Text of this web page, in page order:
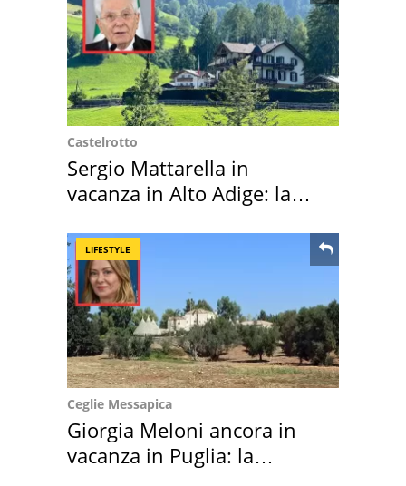
Castelrotto
Sergio Mattarella in
vacanza in Alto Adige: la
LIFESTYLE
Ceglie Messapica
Giorgia Meloni ancora in
vacanza in Puglia: la